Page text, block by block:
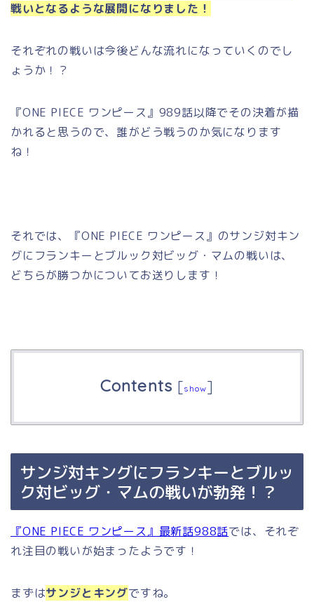
戦いとなるような展開になりました！
それぞれの戦いは今後どんな流れになっていくのでし
ょうか！？
『ONE PIECE ワンピース』989話以降でその決着が描
かれると思うので、誰がどう戦うのか気になります
ね！
それでは、『ONE PIECE ワンピース』のサンジ対キン
グにフランキーとブルック対ビッグ・マムの戦いは、
どちらが勝つかについてお送りします！
Contents [show]
サンジ対キングにフランキーとブルッ
ク対ビッグ・マムの戦いが勃発！？
『ONE PIECE ワンピース』最新話988話では、それぞ
れ注目の戦いが始まったようです！
まずはサンジとキングですね。